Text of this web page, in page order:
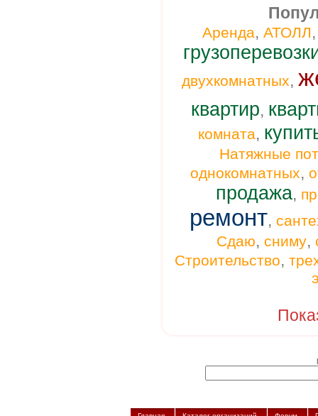
Аренда, АТОЛЛ
двухкомнатных,
квартир,
комната,
Натяжные
однокомнатных,
продажа,
ремонт,
Сдаю, сниму,
Строительство,